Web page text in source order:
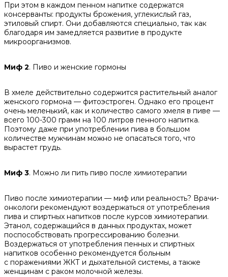
При этом в каждом пенном напитке содержатся
консерванты: продукты брожения, углекислый газ,
этиловый спирт. Они добавляются специально, так как
благодаря им замедляется развитие в продукте
микроорганизмов.
Миф 2. Пиво и женские гормоны
В хмеле действительно содержится растительный аналог
женского гормона — фитоэстроген. Однако его процент
очень меленький, как и количество самого хмеля в пиве —
всего 100-300 грамм на 100 литров пенного напитка.
Поэтому даже при употреблении пива в большом
количестве мужчинам можно не опасаться того, что
вырастет грудь.
Миф 3. Можно ли пить пиво после химиотерапии
Пиво после химиотерапии — миф или реальность? Врачи-
онкологи рекомендуют воздержаться от употребления
пива и спиртных напитков после курсов химиотерапии.
Этанол, содержащийся в данных продуктах, может
поспособствовать прогрессированию болезни.
Воздержаться от употребления пенных и спиртных
напитков особенно рекомендуется больным
с поражениями ЖКТ и дыхательной системы, а также
женщинам с раком молочной железы.